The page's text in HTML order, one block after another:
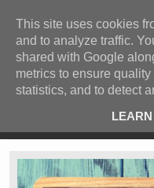
Ιερόσυλοι
ΚΕΝΤΡΙΚΗ ΑΝΑ
ΕΙΔΗΣΕΙΣ ΑΝΑ ΠΕΡΙΟΧΗ
ΠΡΟΣΦΑΤΑ ΝΕΑ
Ν. ΣΕΡΡΩΝ Η ΓΗ ΜΑΣ
ΤΥΧΑΙΕΣ ΑΝΑΡΤΗΣΕΙΣ/
This site uses cookies
and to analyze traffic.
shared with Google
metrics to ensure
statistics, and to detect